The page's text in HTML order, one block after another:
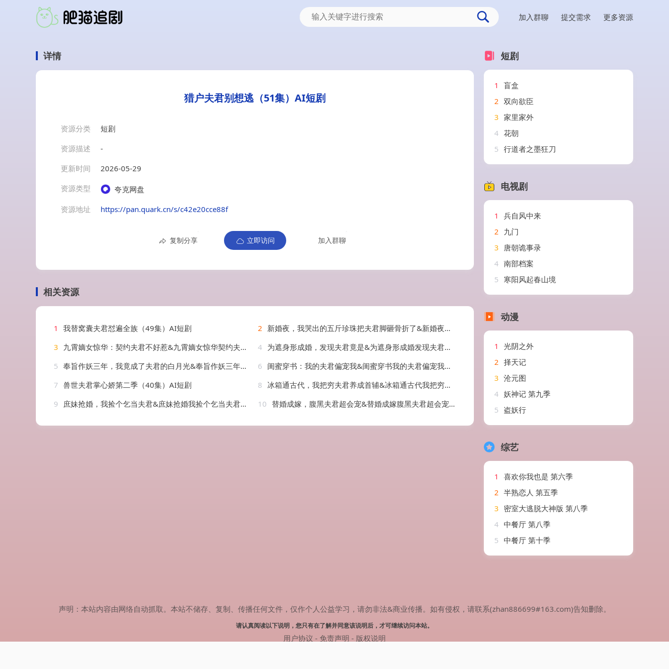
加入群聊 提交需求 更多资源
详情
猎户夫君别想逃（51集）AI短剧
资源分类
短剧
资源描述
-
更新时间
2026-05-29
资源类型
夸克网盘
资源地址
https://pan.quark.cn/s/c42e20cce88f
复制分享 立即访问 加入群聊
相关资源
1 我替窝囊夫君怼遍全族（49集）AI短剧 2 新婚夜，我哭出的五斤珍珠把夫君脚砸骨折了&新婚夜我哭出的五斤珍珠把夫君脚砸骨折了（50集）AI短剧
3 九霄嫡女惊华：契约夫君不好惹&九霄嫡女惊华契约夫君不好惹（105集）AI短剧 4 为遮身形成婚，发现夫君竟是&为遮身形成婚发现夫君竟是（82集）AI短剧
5 奉旨作妖三年，我竟成了夫君的白月光&奉旨作妖三年我竟成了夫君的白月光（40集）AI短剧 6 闺蜜穿书：我的夫君偏宠我&闺蜜穿书我的夫君偏宠我（56集）AI短剧
7 兽世夫君掌心娇第二季（40集）AI短剧 8 冰箱通古代，我把穷夫君养成首辅&冰箱通古代我把穷夫君养成首辅（45集）AI短剧
9
庶妹抢婚，我捡个乞当夫君&庶妹抢婚我捡个乞当夫君（69集）AI短剧 10 替婚成嫁，腹黑夫君超会宠&替婚成嫁腹黑夫君超会宠（100集）AI短剧
短剧
1
盲盒
2 双向欲臣
3 家里家外
4 花朝
5 行道者之墨狂刀
电视剧
1
兵自风中来
2 九门
3 唐朝诡事录
4 南部档案
5 寒阳风起春山境
动漫
1
光阴之外
2 择天记
3 沧元图
4 妖神记 第九季
5 盗妖行
综艺
1
喜欢你我也是 第六季
2 半熟恋人 第五季
3 密室大逃脱大神版 第八季
4 中餐厅 第八季
5 中餐厅 第十季
声明：本站内容由网络自动抓取。本站不储存、复制、传播任何文件，仅作个人公益学习，请勿非法&商业传播。如有侵权，请联系(zhan886699#163.com)告知删除。
请认真阅读以下说明，您只有在了解并同意该说明后，才可继续访问本站。
用户协议 - 免责声明 - 版权说明